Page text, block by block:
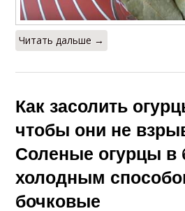
Читать дальше →
Как засолить
чтобы они не
Соленые огурцы в
холодным
бочковые